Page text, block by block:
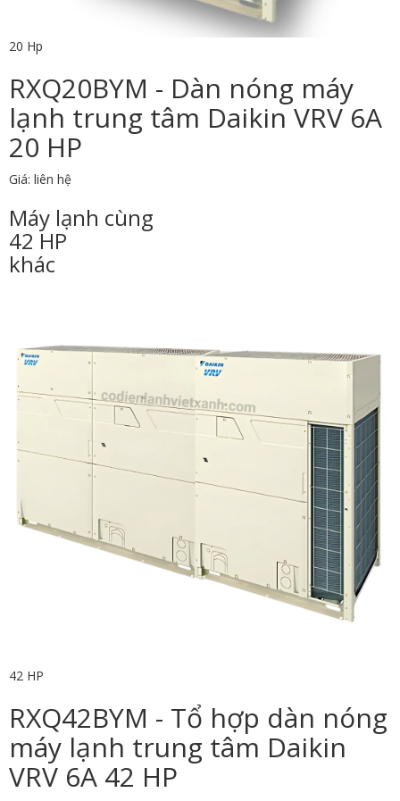
20 Hp
RXQ20BYM - Dàn nóng máy
lạnh trung tâm Daikin VRV 6A
20 HP
Giá: liên hệ
Máy lạnh cùng
42 HP
khác
42 HP
RXQ42BYM - Tổ hợp dàn nóng
máy lạnh trung tâm Daikin
VRV 6A 42 HP